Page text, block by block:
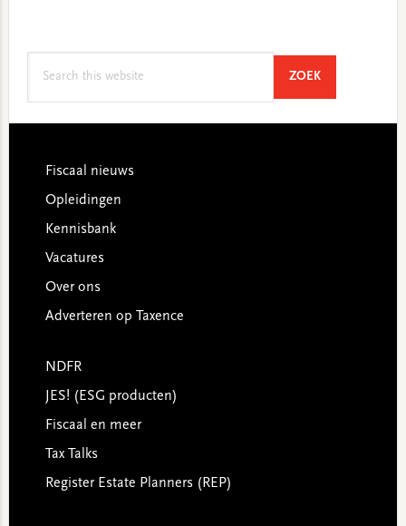
ZOEKSEARCH
Footer
Fiscaal nieuws
Opleidingen
Kennisbank
Vacatures
Over ons
Adverteren op Taxence
NDFR
JES! (ESG producten)
Fiscaal en meer
Tax Talks
Register Estate Planners (REP)